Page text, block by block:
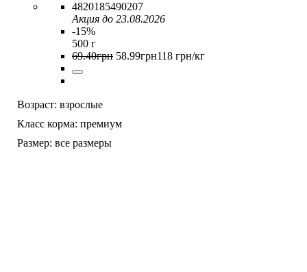
4820185490207
Акция до 23.08.2026
-15%
500 г
69.40грн 58.99грн118 грн/кг
Возраст: взрослые
Класс корма: премиум
Размер: все размеры